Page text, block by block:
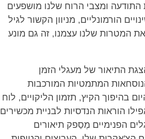
ומצבי הרוח שלנו מושפעים
הורמונליים, מניוון הקשור לגיל
המטרות שלנו עצמנו, זה גם מונע
התיאור של מעגלי הזמן
המתמטיות המורכבות
בהיפוך הקיץ, תזמון הליקויים, לוח
הוראות הנדסיות לבניית מכשירים
הפנימיים מְסַפק תיאורים